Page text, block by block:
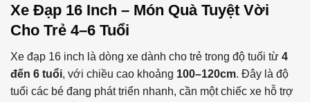
Xe Đạp 16 Inch – Món Quà Tuyệt Vời
Cho Trẻ 4–6 Tuổi
Xe đạp 16 inch là dòng xe dành cho trẻ trong độ tuổi từ 4
đến 6 tuổi, với chiều cao khoảng 100–120cm. Đây là độ
tuổi các bé đang phát triển nhanh, cần một chiếc xe hỗ trợ